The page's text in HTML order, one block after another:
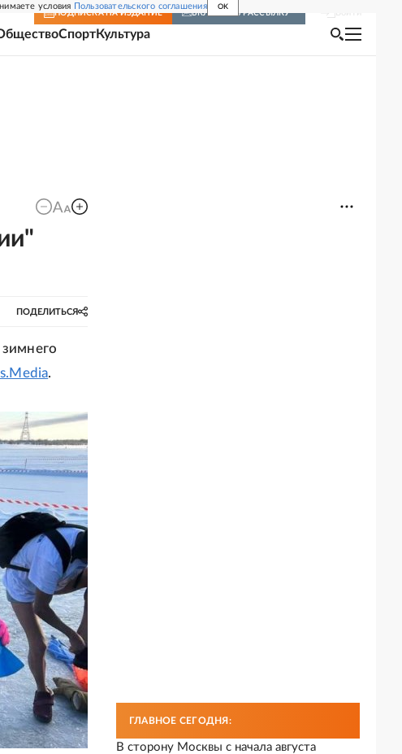
условия Пользовательского соглашения OK
ПОДПИСКА НА ИЗДАНИЕ ВКЛЮЧИТЬ РАССЫЛКУ
СпортКультура
ПОДЕЛИТЬСЯ
.
ГЛАВНОЕ СЕГОДНЯ:
В сторону Москвы с начала августа